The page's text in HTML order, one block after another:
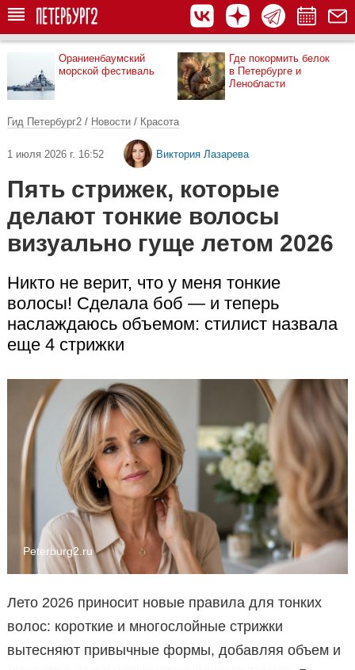
Ораниенбаумский
морской фестиваль
Где покормить белок
в Петербурге и
Ленобласти
Гид Петербург2 / Новости / Красота
1 июля 2026 г. 16:52 Виктория Лазарева
Пять стрижек, которые
делают тонкие волосы
визуально гуще летом 2026
Никто не верит, что у меня тонкие
волосы! Сделала боб — и теперь
наслаждаюсь объемом: стилист назвала
еще 4 стрижки
Peterburg2.ru
Лето 2026 приносит новые правила для тонких
волос: короткие и многослойные стрижки
вытесняют привычные формы, добавляя объем и